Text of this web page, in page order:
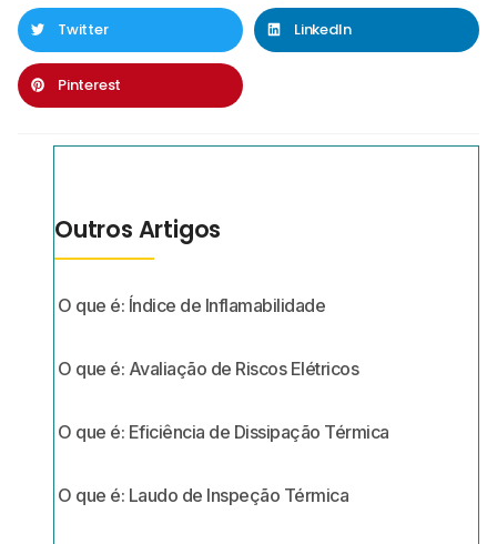
Twitter LinkedIn
Pinterest
Outros Artigos
O que é: Índice de Inflamabilidade
O que é: Avaliação de Riscos Elétricos
O que é: Eficiência de Dissipação Térmica
O que é: Laudo de Inspeção Térmica